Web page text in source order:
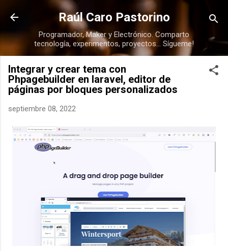
Ir al contenido principal
Raúl Caro Pastorino
Programador, Maker y Electrónico. Comparto
tecnología, experimentos, proyectos... Sígueme!
Integrar y crear tema con
Phpagebuilder en laravel, editor de
páginas por bloques personalizados
septiembre 08, 2022